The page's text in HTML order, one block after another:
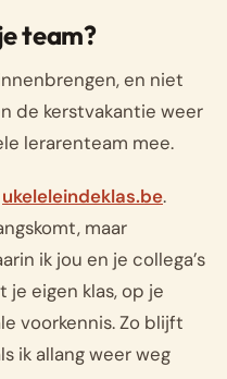
team?
en niet
de kerstvakantie weer
lerarenteam mee.
ukeleleindeklas.be.
maar
ik jou en je collega’s
eigen klas, op je
voorkennis. Zo blijft
ik allang weer weg